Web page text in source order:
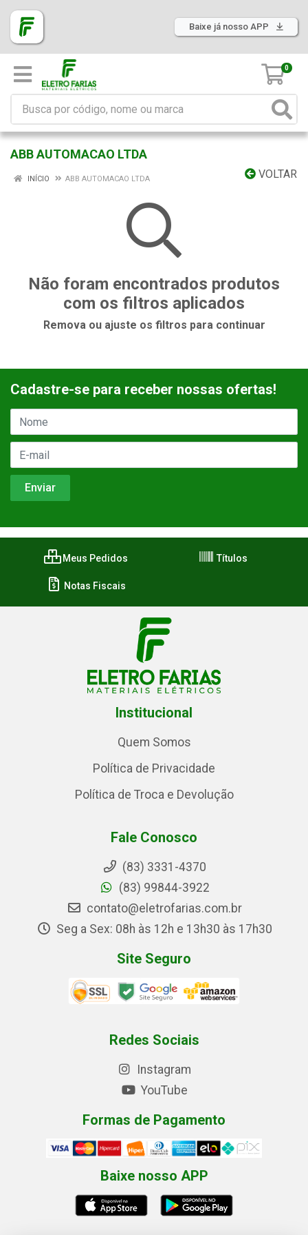
Baixe já nosso APP
0
ABB AUTOMACAO LTDA
VOLTAR
INÍCIO ABB AUTOMACAO LTDA
Não foram encontrados produtos
com os filtros aplicados
Remova ou ajuste os filtros para continuar
Cadastre-se para receber nossas ofertas!
Meus Pedidos Títulos
Notas Fiscais
Institucional
Quem Somos
Política de Privacidade
Política de Troca e Devolução
Fale Conosco
(83) 3331-4370
(83) 99844-3922
contato@eletrofarias.com.br
Seg a Sex: 08h às 12h e 13h30 às 17h30
Site Seguro
Redes Sociais
Instagram
YouTube
Formas de Pagamento
Baixe nosso APP